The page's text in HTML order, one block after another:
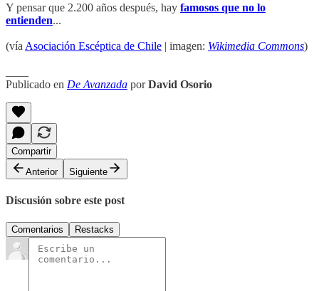
Y pensar que 2.200 años después, hay famosos que no lo
entienden...
(vía Asociación Escéptica de Chile | imagen: Wikimedia Commons)
Publicado en De Avanzada porDavid Osorio
Compartir
Anterior
Siguiente
Discusión sobre este post
Comentarios Restacks